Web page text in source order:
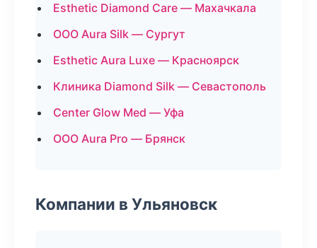
Esthetic Diamond Care — Махачкала
ООО Aura Silk — Сургут
Esthetic Aura Luxe — Красноярск
Клиника Diamond Silk — Севастополь
Center Glow Med — Уфа
ООО Aura Pro — Брянск
Компании в Ульяновск